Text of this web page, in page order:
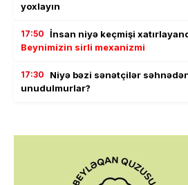
yoxlayın
17:50 İnsan niyə keçmişi
Beynimizin sirli mexanizmi
17:30
Niyə bəzi sənətçilər
unudulmurlar?